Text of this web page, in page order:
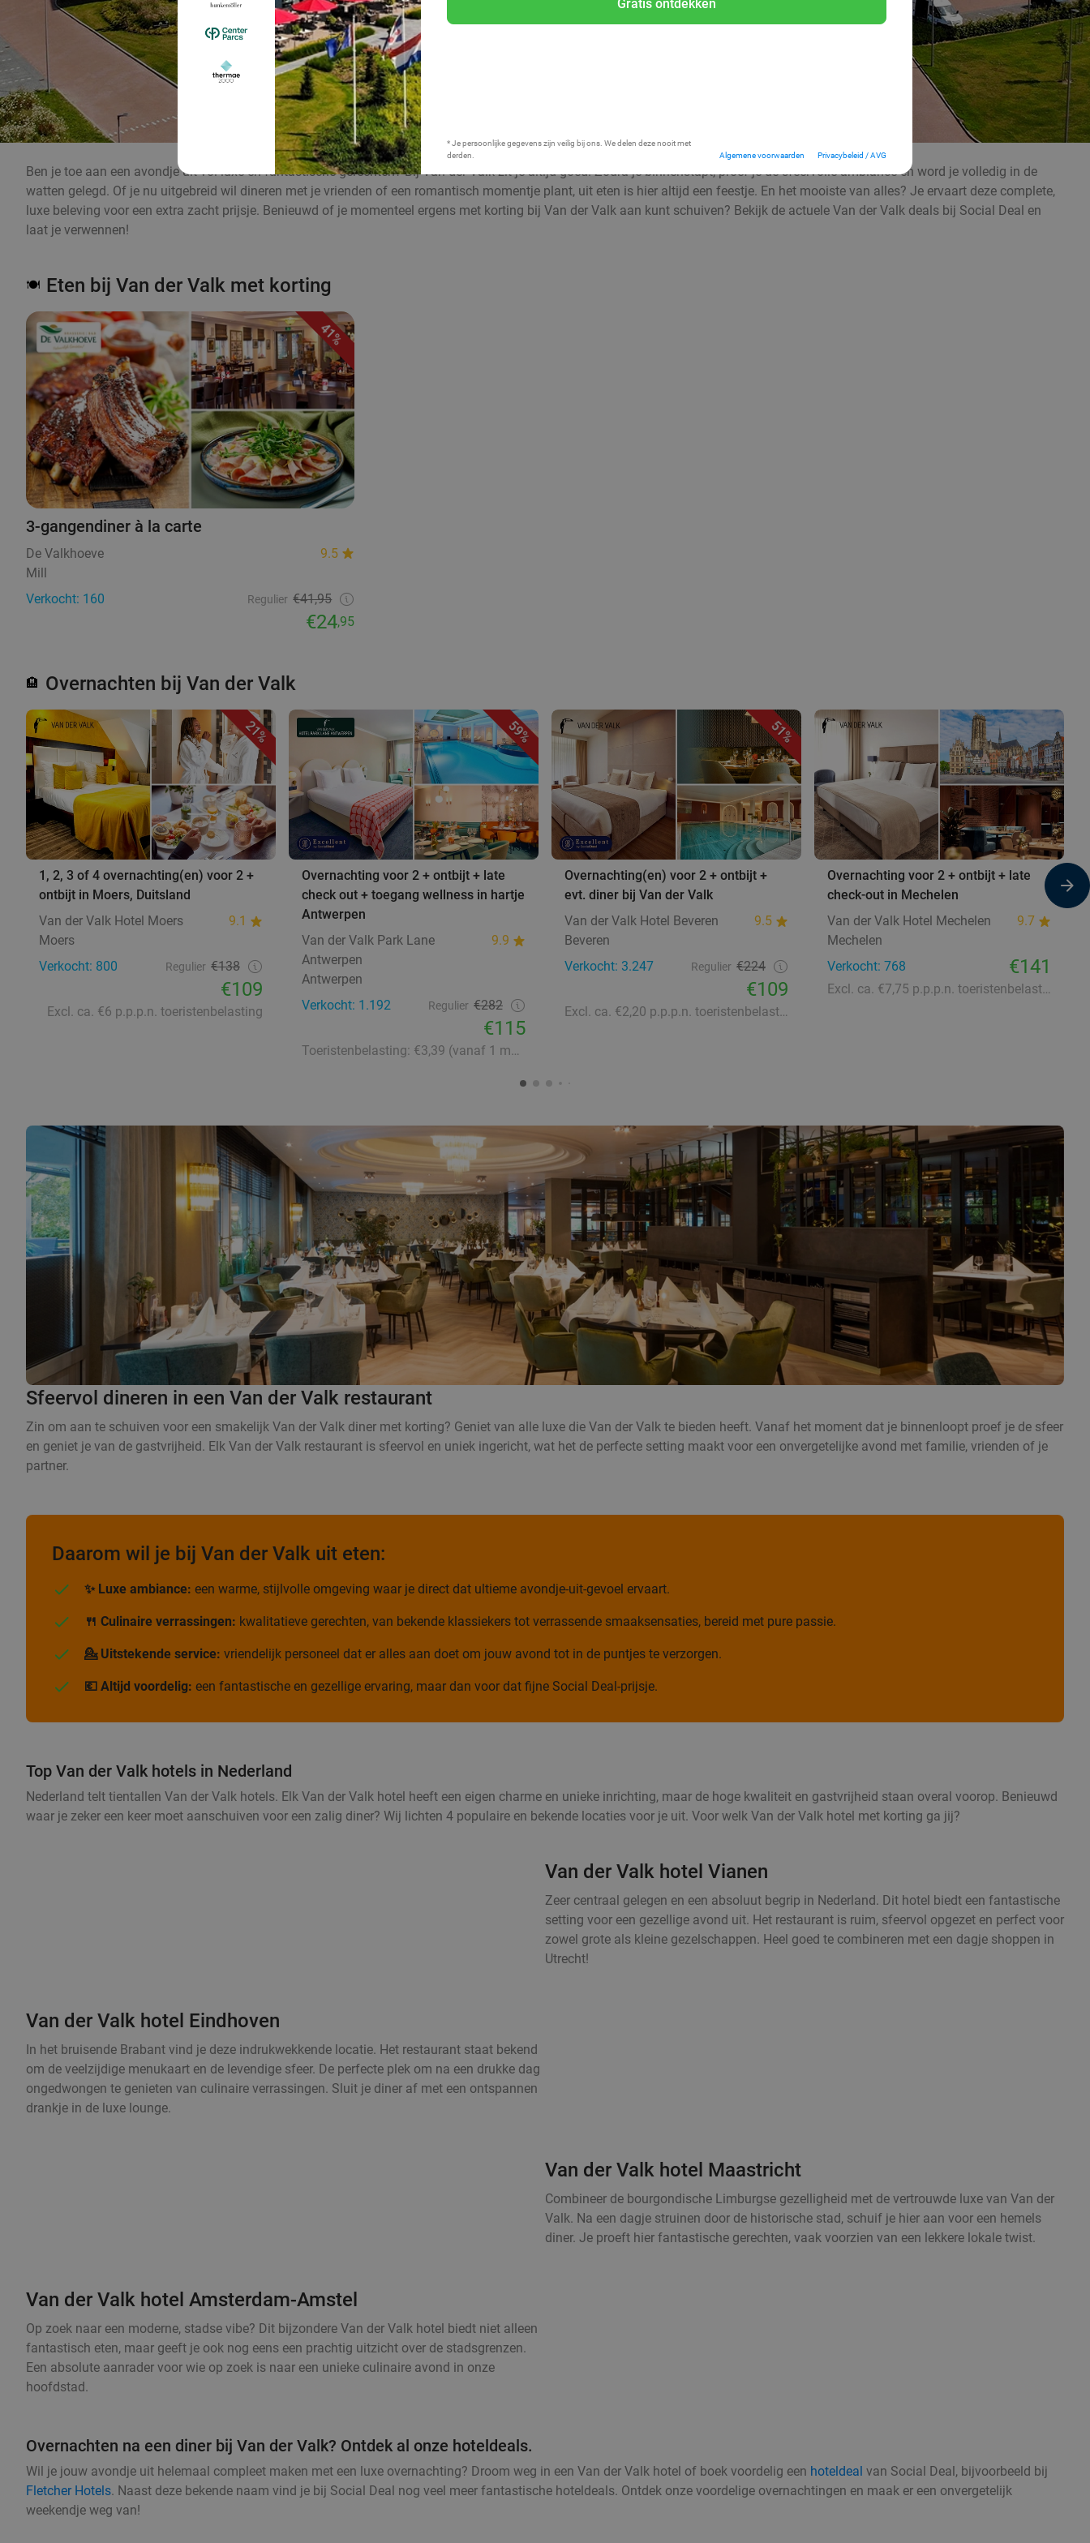
Gratis ontdekken
* Je persoonlijke gegevens zijn veilig bij ons. We delen deze nooit met
derden.
Algemene voorwaarden Privacybeleid / AVG
Ben je toe aan een avondje uit vol luxe en fantastische gerechten? Bij Van der Valk zit je altijd goed. Zodra je binnenstapt, proef je de sfeervolle ambiance en word je volledig in de
watten gelegd. Of je nu uitgebreid wil dineren met je vrienden of een romantisch momentje plant, uit eten is hier altijd een feestje. En het mooiste van alles? Je ervaart deze complete,
luxe beleving voor een extra zacht prijsje. Benieuwd of je momenteel ergens met korting bij Van der Valk aan kunt schuiven? Bekijk de actuele Van der Valk deals bij Social Deal en
laat je verwennen!
🍽️ Eten bij Van der Valk met korting
41%
3-gangendiner à la carte
De Valkhoeve
9.5
Mill
Verkocht: 160
Regulier €41,95
€24,95
🏨 Overnachten bij Van der Valk
21%
1, 2, 3 of 4 overnachting(en) voor 2 +
ontbijt in Moers, Duitsland
Van der Valk Hotel Moers
9.1
Moers
Verkocht: 800
Regulier €138
€109
Excl. ca. €6 p.p.p.n. toeristenbelasting
59%
Overnachting voor 2 + ontbijt + late
check out + toegang wellness in hartje
Antwerpen
Van der Valk Park Lane
Antwerpen
9.9
Antwerpen
Verkocht: 1.192
Regulier €282
€115
Toeristenbelasting: €3,39 (vanaf 1 maart 2026: €3,58)
51%
Overnachting(en) voor 2 + ontbijt +
evt. diner bij Van der Valk
Van der Valk Hotel Beveren
9.5
Beveren
Verkocht: 3.247
Regulier €224
€109
Excl. ca. €2,20 p.p.p.n. toeristenbelasting
Overnachting voor 2 + ontbijt + late
check-out in Mechelen
Van der Valk Hotel Mechelen
9.7
Mechelen
Verkocht: 768
€141
Excl. ca. €7,75 p.p.p.n. toeristenbelasting
Sfeervol dineren in een Van der Valk restaurant
Zin om aan te schuiven voor een smakelijk Van der Valk diner met korting? Geniet van alle luxe die Van der Valk te bieden heeft. Vanaf het moment dat je binnenloopt proef je de sfeer
en geniet je van de gastvrijheid. Elk Van der Valk restaurant is sfeervol en uniek ingericht, wat het de perfecte setting maakt voor een onvergetelijke avond met familie, vrienden of je
partner.
Daarom wil je bij Van der Valk uit eten:
✨ Luxe ambiance: een warme, stijlvolle omgeving waar je direct dat ultieme avondje-uit-gevoel ervaart.
🍴 Culinaire verrassingen: kwalitatieve gerechten, van bekende klassiekers tot verrassende smaaksensaties, bereid met pure passie.
💁 Uitstekende service: vriendelijk personeel dat er alles aan doet om jouw avond tot in de puntjes te verzorgen.
💶 Altijd voordelig: een fantastische en gezellige ervaring, maar dan voor dat fijne Social Deal-prijsje.
Top Van der Valk hotels in Nederland
Nederland telt tientallen Van der Valk hotels. Elk Van der Valk hotel heeft een eigen charme en unieke inrichting, maar de hoge kwaliteit en gastvrijheid staan overal voorop. Benieuwd
waar je zeker een keer moet aanschuiven voor een zalig diner? Wij lichten 4 populaire en bekende locaties voor je uit. Voor welk Van der Valk hotel met korting ga jij?
Van der Valk hotel Vianen
Zeer centraal gelegen en een absoluut begrip in Nederland. Dit hotel biedt een fantastische
setting voor een gezellige avond uit. Het restaurant is ruim, sfeervol opgezet en perfect voor
zowel grote als kleine gezelschappen. Heel goed te combineren met een dagje shoppen in
Utrecht!
Van der Valk hotel Eindhoven
In het bruisende Brabant vind je deze indrukwekkende locatie. Het restaurant staat bekend
om de veelzijdige menukaart en de levendige sfeer. De perfecte plek om na een drukke dag
ongedwongen te genieten van culinaire verrassingen. Sluit je diner af met een ontspannen
drankje in de luxe lounge.
Van der Valk hotel Maastricht
Combineer de bourgondische Limburgse gezelligheid met de vertrouwde luxe van Van der
Valk. Na een dagje struinen door de historische stad, schuif je hier aan voor een hemels
diner. Je proeft hier fantastische gerechten, vaak voorzien van een lekkere lokale twist.
Van der Valk hotel Amsterdam-Amstel
Op zoek naar een moderne, stadse vibe? Dit bijzondere Van der Valk hotel biedt niet alleen
fantastisch eten, maar geeft je ook nog eens een prachtig uitzicht over de stadsgrenzen.
Een absolute aanrader voor wie op zoek is naar een unieke culinaire avond in onze
hoofdstad.
Overnachten na een diner bij Van der Valk? Ontdek al onze hoteldeals.
Wil je jouw avondje uit helemaal compleet maken met een luxe overnachting? Droom weg in een Van der Valk hotel of boek voordelig een hoteldeal van Social Deal, bijvoorbeeld bij
Fletcher Hotels. Naast deze bekende naam vind je bij Social Deal nog veel meer fantastische hoteldeals. Ontdek onze voordelige overnachtingen en maak er een onvergetelijk
weekendje weg van!